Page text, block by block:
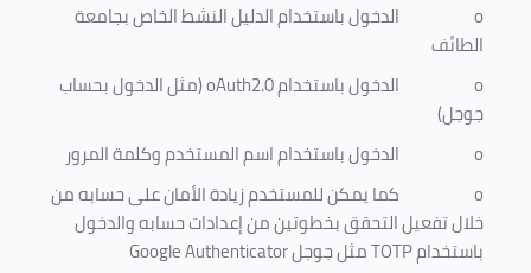
o
الدخول باستخدام الدليل النشط الخاص بجامعة
الطائف
o
الدخول باستخدامoAuth2.0(مثل الدخول بحساب
جوجل)
o
الدخول باستخدام اسم المستخدم وكلمة المرور
o
كما يمكن للمستخدم زيادة الأمان على حسابه من
خلال تفعيل التحقق بخطوتين من إعدادات حسابه والدخول
باستخدامTOTPمثل جوجلGoogle Authenticator